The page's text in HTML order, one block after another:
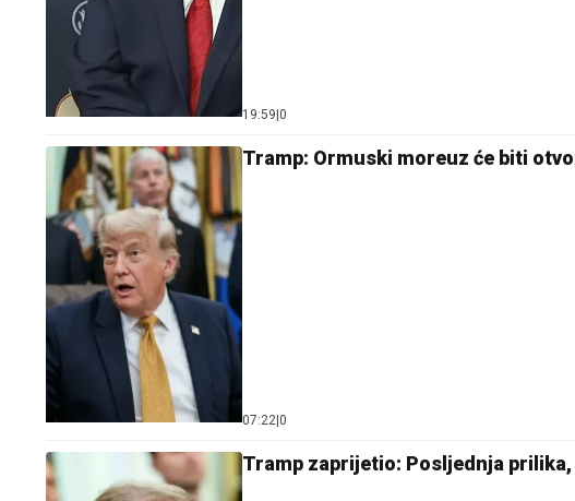
19:59|0
Tramp: Ormuski moreuz će biti
07:22|0
Tramp zaprijetio: Posljednja